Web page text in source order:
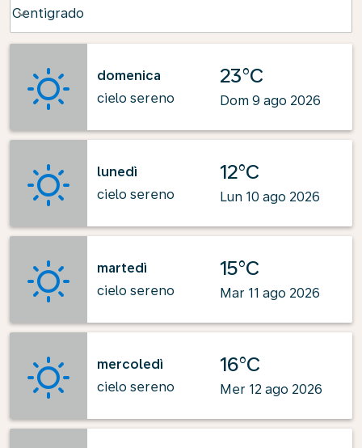
Centigrado
keyboard_arrow_down
domenica
cielo sereno
23°C
Dom 9 ago 2026
lunedì
cielo sereno
12°C
Lun 10 ago 2026
martedì
cielo sereno
15°C
Mar 11 ago 2026
mercoledì
cielo sereno
16°C
Mer 12 ago 2026